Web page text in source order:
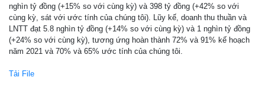
nghìn tỷ đồng (+15% so với cùng kỳ) và 398 tỷ đồng (+42% so với
cùng kỳ, sát với ước tính của chúng tôi). Lũy kế, doanh thu thuần và
LNTT đạt 5.8 nghìn tỷ đồng (+14% so với cùng kỳ) và 1 nghìn tỷ đồng
(+24% so với cùng kỳ), tương ứng hoàn thành 72% và 91% kế hoạch
năm 2021 và 70% và 65% ước tính của chúng tôi.
Tải File